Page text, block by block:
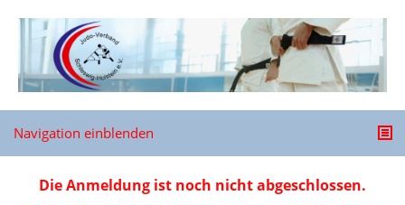
Navigation einblenden
Die Anmeldung ist noch nicht abgeschlossen.